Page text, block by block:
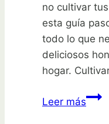
no cultivar
esta guía
todo lo que
deliciosos
hogar.
Leer más